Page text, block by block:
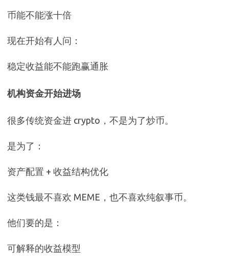
币能不能涨十倍
现在开始有人问：
稳定收益能不能跑赢通胀
机构资金开始进场
很多传统资金进 crypto，不是为了炒币。
是为了：
资产配置 + 收益结构优化
这类钱最不喜欢 MEME，也不喜欢纯叙事币。
他们要的是：
可解释的收益模型